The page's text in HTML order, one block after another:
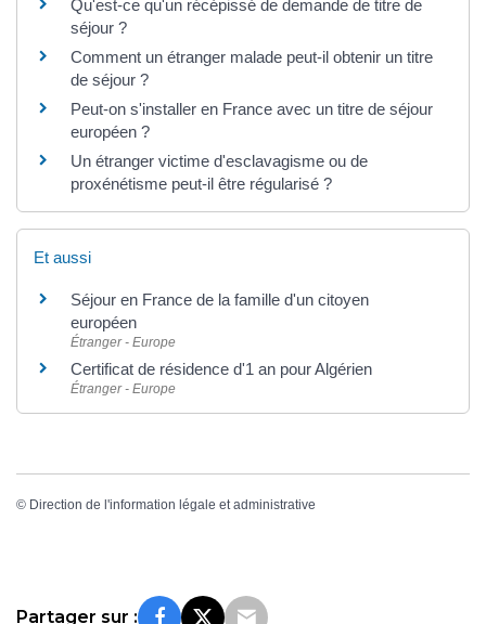
Qu'est-ce qu'un récépissé de demande de titre de
séjour ?
Comment un étranger malade peut-il obtenir un titre
de séjour ?
Peut-on s'installer en France avec un titre de séjour
européen ?
Un étranger victime d'esclavagisme ou de
proxénétisme peut-il être régularisé ?
Et aussi
Séjour en France de la famille d'un citoyen
européen
Étranger - Europe
Certificat de résidence d'1 an pour Algérien
Étranger - Europe
© Direction de l'information légale et administrative
Partager sur :